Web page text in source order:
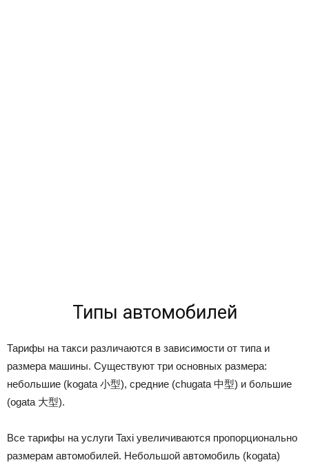
Типы автомобилей
Тарифы на такси различаются в зависимости от типа и
размера машины. Существуют три основных размера:
небольшие (kogata 小型), средние (chugata 中型) и большие
(ogata 大型).
Все тарифы на услуги Taxi увеличиваются пропорционально
размерам автомобилей. Небольшой автомобиль (kogata)